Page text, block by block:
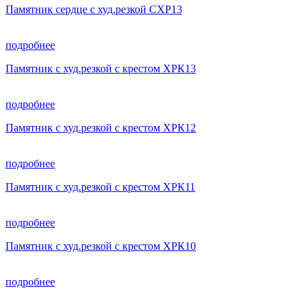
Памятник сердце с худ.резкой СХР13
подробнее
Памятник с худ.резкой с крестом ХРК13
подробнее
Памятник с худ.резкой с крестом ХРК12
подробнее
Памятник с худ.резкой с крестом ХРК11
подробнее
Памятник с худ.резкой с крестом ХРК10
подробнее